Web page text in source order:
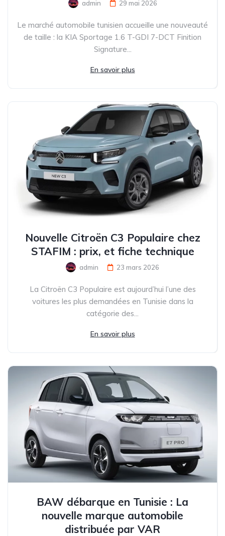
admin 29 mai 2026
Le marché automobile tunisien accueille une nouveauté
de taille : la KIA Sportage 1.6 T-GDI 7-DCT Finition
Signature...
En savoir plus
Nouvelle Citroën C3 Populaire chez
STAFIM : prix, et fiche technique
admin 23 mars 2026
La Citroën C3 Populaire est aujourd’hui l’une des
voitures les plus demandées en Tunisie dans la
catégorie des...
En savoir plus
BAW débarque en Tunisie : La
nouvelle marque automobile
distribuée par VAR